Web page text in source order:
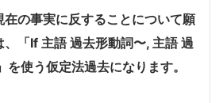
在の事実に反することについて願
「If 主語 過去形動詞〜, 主語 過
使う仮定法過去になります。